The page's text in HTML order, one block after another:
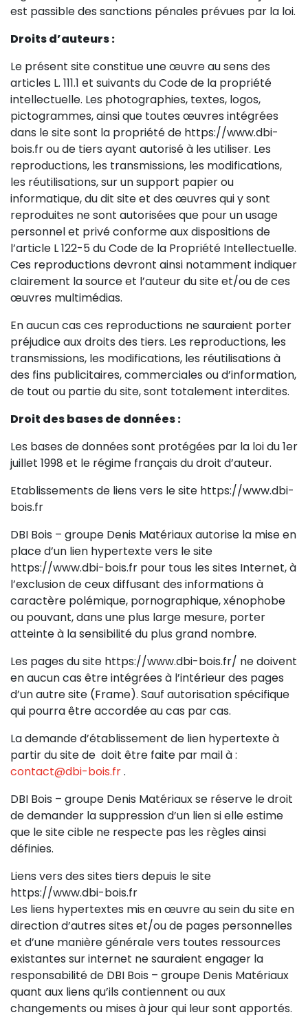
est passible des sanctions pénales prévues par la loi.
Droits d’auteurs :
Le présent site constitue une œuvre au sens des
articles L. 111.1 et suivants du Code de la propriété
intellectuelle. Les photographies, textes, logos,
pictogrammes, ainsi que toutes œuvres intégrées
dans le site sont la propriété de https://www.dbi-
bois.fr ou de tiers ayant autorisé à les utiliser. Les
reproductions, les transmissions, les modifications,
les réutilisations, sur un support papier ou
informatique, du dit site et des œuvres qui y sont
reproduites ne sont autorisées que pour un usage
personnel et privé conforme aux dispositions de
l’article L 122-5 du Code de la Propriété Intellectuelle.
Ces reproductions devront ainsi notamment indiquer
clairement la source et l’auteur du site et/ou de ces
œuvres multimédias.
En aucun cas ces reproductions ne sauraient porter
préjudice aux droits des tiers. Les reproductions, les
transmissions, les modifications, les réutilisations à
des fins publicitaires, commerciales ou d’information,
de tout ou partie du site, sont totalement interdites.
Droit des bases de données :
Les bases de données sont protégées par la loi du 1er
juillet 1998 et le régime français du droit d’auteur.
Etablissements de liens vers le site https://www.dbi-
bois.fr
DBI Bois – groupe Denis Matériaux autorise la mise en
place d’un lien hypertexte vers le site
https://www.dbi-bois.fr pour tous les sites Internet, à
l’exclusion de ceux diffusant des informations à
caractère polémique, pornographique, xénophobe
ou pouvant, dans une plus large mesure, porter
atteinte à la sensibilité du plus grand nombre.
Les pages du site https://www.dbi-bois.fr/ ne doivent
en aucun cas être intégrées à l’intérieur des pages
d’un autre site (Frame). Sauf autorisation spécifique
qui pourra être accordée au cas par cas.
La demande d’établissement de lien hypertexte à
partir du site de doit être faite par mail à :
contact@dbi-bois.fr.
DBI Bois – groupe Denis Matériaux se réserve le droit
de demander la suppression d’un lien si elle estime
que le site cible ne respecte pas les règles ainsi
définies.
Liens vers des sites tiers depuis le site
https://www.dbi-bois.fr
Les liens hypertextes mis en œuvre au sein du site en
direction d’autres sites et/ou de pages personnelles
et d’une manière générale vers toutes ressources
existantes sur internet ne sauraient engager la
responsabilité de DBI Bois – groupe Denis Matériaux
quant aux liens qu’ils contiennent ou aux
changements ou mises à jour qui leur sont apportés.